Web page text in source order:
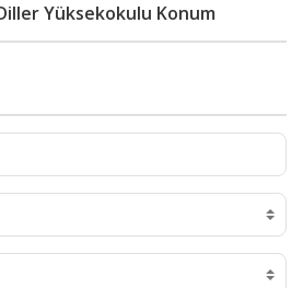
Yüksekokulu Konum